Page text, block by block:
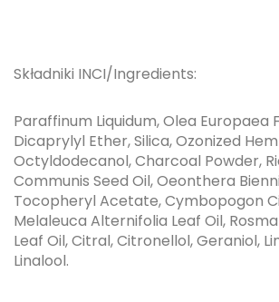
Składniki INCI/Ingredients:
Paraffinum Liquidum, Olea Europaea
Dicaprylyl Ether, Silica, Ozonized
Octyldodecanol, Charcoal Powder,
Communis Seed Oil, Oeonthera
Tocopheryl Acetate, Cymbopogon
Melaleuca Alternifolia Leaf Oil,
Leaf Oil, Citral, Citronellol, Geraniol,
Linalool.